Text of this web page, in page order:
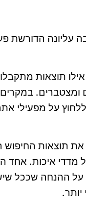
עליונה הדורשת
תוצאות
ומצטברים.
על מפעילי
תוצאות החיפוש
איכות. אחד
על ההנחה שככל